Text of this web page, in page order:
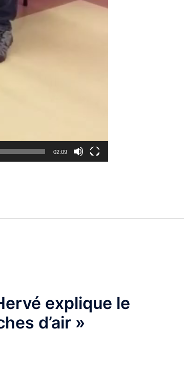
02:09
explique le
d’air »